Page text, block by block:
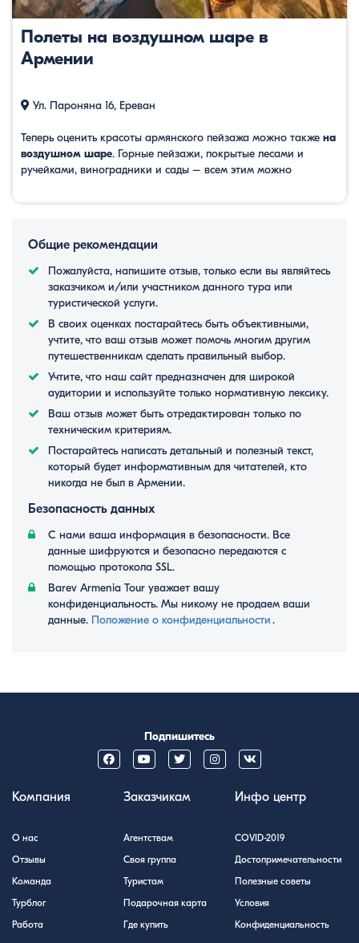
Полеты на воздушном шаре в
Армении
Ул. Пароняна 16, Ереван
Теперь оценить красоты армянского пейзажа можно также на
воздушном шаре. Горные пейзажи, покрытые лесами и
ручейками, виноградники и сады – всем этим можно
Общие рекомендации
Пожалуйста, напишите отзыв, только если вы являйтесь
заказчиком и/или участником данного тура или
туристической услуги.
В своих оценках постарайтесь быть объективными,
учтите, что ваш отзыв может помочь многим другим
путешественникам сделать правильный выбор.
Учтите, что наш сайт предназначен для широкой
аудитории и используйте только нормативную лексику.
Ваш отзыв может быть отредактирован только по
техническим критериям.
Постарайтесь написать детальный и полезный текст,
который будет информативным для читателей, кто
никогда не был в Армении.
Безопасность данных
С нами ваша информация в безопасности. Все
данные шифруются и безопасно передаются с
помощью протокола SSL.
Barev Armenia Tour уважает вашу
конфиденциальность. Мы никому не продаем ваши
данные. Положение о конфиденциальности․
Подпишитесь
Компания
О нас
Отзывы
Команда
Турблог
Работа
Заказчикам
Агентствам
Своя группа
Туристам
Подарочная карта
Где купить
Инфо центр
COVID-2019
Достопримечательности
Полезные советы
Условия
Конфиденциальность